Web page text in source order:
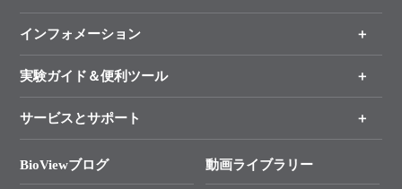
手法から製品を探す
新製品情報
オンライン注文
インフォメーション
キャンペーン
タカラバイオ各種会員募集のお知らせ
終売製品のお知らせ
実験ガイド＆便利ツール
リアルタイムPCR実験のススメ
幹細胞・再生医療研究ガイド
サービスとサポート
総合お問い合わせ
BioViewブログ 動画ライブラリー